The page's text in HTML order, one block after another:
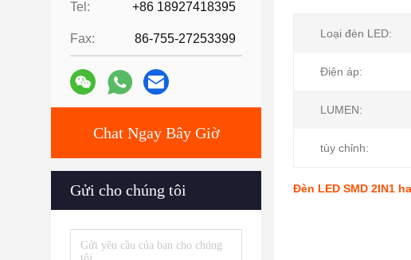
Tel: +86 18927418395
Fax: 86-755-27253399
Chat Ngay Bây Giờ
Gửi cho chúng tôi
Loại đèn LED:
Điện áp:
LUMEN:
tùy chỉnh:
Đèn LED SMD 2IN1